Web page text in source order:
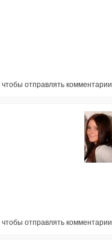
чтобы отправлять комментарии
, чтобы отправлять комментарии